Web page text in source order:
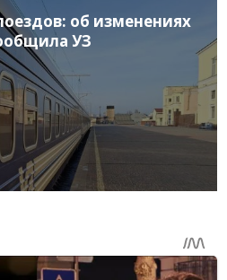
об изменениях
УЗ